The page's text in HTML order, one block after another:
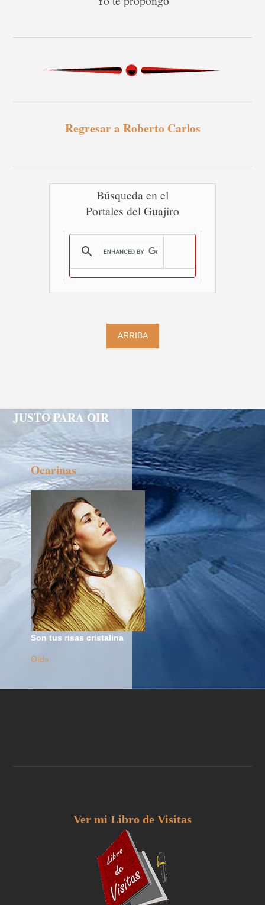
Regresar a Roberto Carlos
Búsqueda en el
Portales del Guajiro
ARRIBA
JUSTO PARA OIR
Ocarinas
Son tus risas cristalina
Oíd»
Ver mi Libro de Visitas